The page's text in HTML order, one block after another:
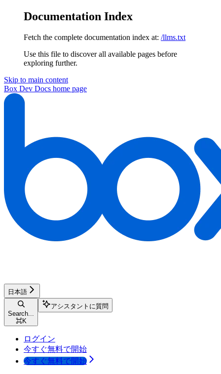
Documentation Index
Fetch the complete documentation index at: /llms.txt
Use this file to discover all available pages before
exploring further.
Skip to main content
Box Dev Docs home page
日本語
Search...
⌘K
アシスタントに質問
ログイン
今すぐ無料で開始
今すぐ無料で開始